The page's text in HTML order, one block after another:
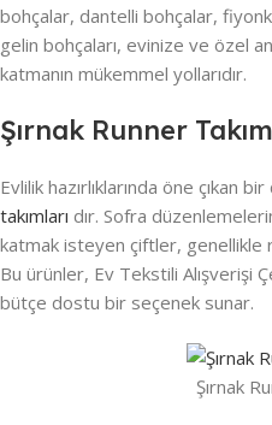
bohçalar, dantelli bohçalar,
gelin bohçaları, evinize ve özel
katmanın mükemmel yollarıdır.
Şırnak Runner
Evlilik hazırlıklarında öne çıkan
takımları dır. Sofra
katmak isteyen çiftler, genellikle
Bu ürünler, Ev Tekstili Alışverişi
bütçe dostu bir seçenek sunar.
Şırnak